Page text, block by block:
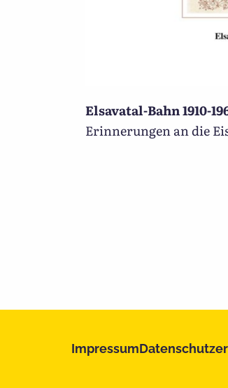
Elsavatal-Bahn 1910-
Erinnerungen an die
Impressum